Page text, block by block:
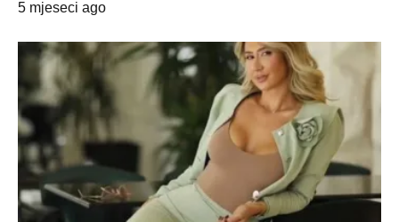
5 mjeseci ago